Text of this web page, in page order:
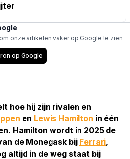
onze artikelen vaker op Google te zien
op Google
hoe hij zijn rivalen en
en Lewis Hamilton in één
Hamilton wordt in 2025 de
de Monegask bij Ferrari,
altijd in de weg staat bij